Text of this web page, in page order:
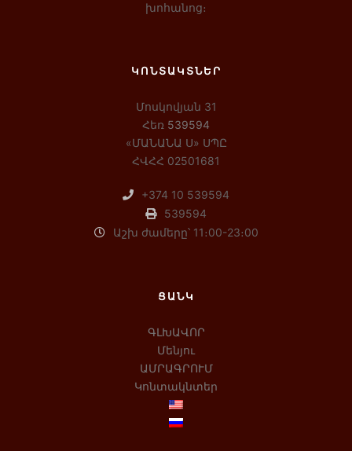
խոհանոց։
ԿՈՆՏԱԿՏՆԵՐ
Մոսկովյան 31
Հեռ 539594
«ՄԱՆԱՆԱ Ս» ՍՊԸ
ՀՎՀՀ 02501681
+374 10 539594
539594
Աշխ ժամերը՝ 11։00-23։00
ՑԱՆԿ
ԳԼԽԱՎՈՐ
Մենյու
ԱՄՐԱԳՐՈՒՄ
Կոնտակնտեր